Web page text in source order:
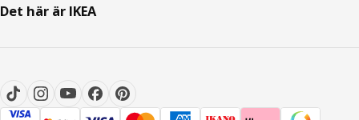
Det här är IKEA